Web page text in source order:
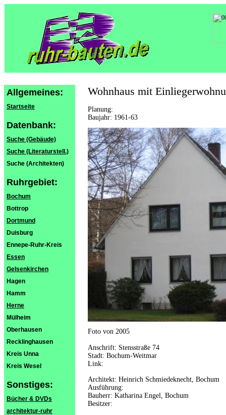
Allgemeines:
Startseite
Datenbank:
Suche (Gebäude)
Suche (Literaturstell.)
Suche (Architekten)
Ruhrgebiet:
Bochum
Bottrop
Dortmund
Duisburg
Ennepe-Ruhr-Kreis
Essen
Gelsenkirchen
Hagen
Hamm
Herne
Mülheim
Oberhausen
Recklinghausen
Kreis Unna
Kreis Wesel
Sonstiges:
Bücher & DVDs
architektur-ruhr
Wohnhaus mit
Planung:
Baujahr: 1961-63
Foto von 2005
Anschrift: Stensstraße 74
Stadt: Bochum-Weitmar
Link:
Architekt: Heinrich Schmiedeknecht, Bochum
Ausführung:
Bauherr: Katharina Engel, Bochum
Besitzer: